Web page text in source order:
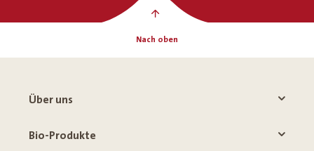
Nach oben
Über uns
Bio-Produkte